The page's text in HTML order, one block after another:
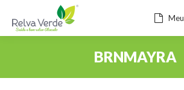
BRNMAYRA